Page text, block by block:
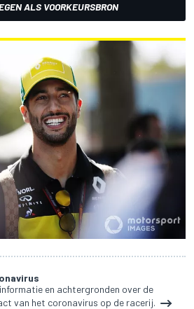
ALS VOORKEURSBRON
en achtergronden over de
van het coronavirus op de racerij.